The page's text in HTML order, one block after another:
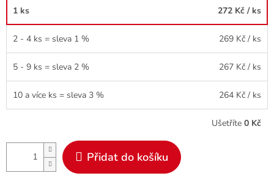
1 ks 272 Kč / ks
2 - 4 ks = sleva 1 % 269 Kč / ks
5 - 9 ks = sleva 2 % 267 Kč / ks
10 a více ks = sleva 3 % 264 Kč / ks
Ušetříte 0 Kč
Přidat do košíku